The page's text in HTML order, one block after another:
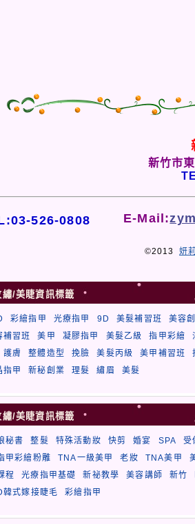
新竹市
526-0808 E-Mail:
©2013 妍
/美睫資訊標籤
彩繪指甲 光療指甲 9D 美髮補習班
美容
補習班 美甲 凝膠指甲 美髮乙級 指甲彩繪
護膚 整體造型 挽臉 美髮丙級 美甲補習班
指甲 新秘創業 理髮 繡眉 美髮
/美睫資訊標籤
秘書 整髮 特殊活動妝 快剪 婚宴 SPA
受
甲彩繪粉雕 TNA一級美甲 老妝 TNA美甲
程 光療指甲基礎 新祕教學 美容講師 新竹
韓式嫁接睫毛 彩繪指甲